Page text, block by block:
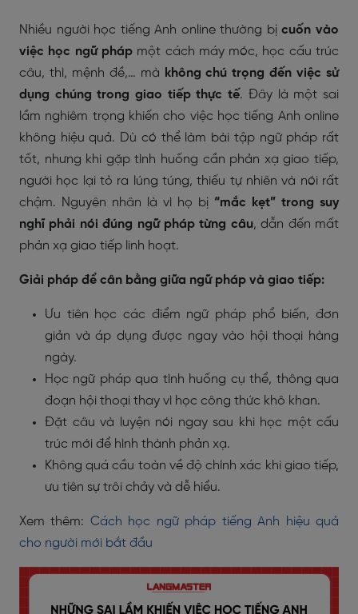
Nhiều người học tiếng Anh online thường bịcuốn vào
việc học ngữ phápmột cách máy móc, học cấu trúc
câu, thì, mệnh đề,… mà không chú trọng đến việc sử
dụng chúng trong giao tiếp thực tế. Đây là một sai
lầm nghiêm trọng khiến cho việc học tiếng Anh online
không hiệu quả. Dù có thể làm bài tập ngữ pháp rất
tốt, nhưng khi gặp tình huống cần phản xạ giao tiếp,
người học lại tỏ ra lúng túng, thiếu tự nhiên và nói rất
chậm. Nguyên nhân là vì họ bị “mắc kẹt” trong suy
nghĩ phải nói đúng ngữ pháp từng câu, dẫn đến mất
phản xạ giao tiếp linh hoạt.
Giải pháp để cân bằng giữa ngữ pháp và giao tiếp:
Ưu tiên học các điểm ngữ pháp phổ biến, đơn
giản và áp dụng được ngay vào hội thoại hàng
ngày.
Học ngữ pháp qua tình huống cụ thể, thông qua
đoạn hội thoại thay vì học công thức khô khan.
Đặt câu và luyện nói ngay sau khi học một cấu
trúc mới để hình thành phản xạ.
Không quá cầu toàn về độ chính xác khi giao tiếp,
ưu tiên sự trôi chảy và dễ hiểu.
Xem thêm: Cách học ngữ pháp tiếng Anh hiệu quả
cho người mới bắt đầu